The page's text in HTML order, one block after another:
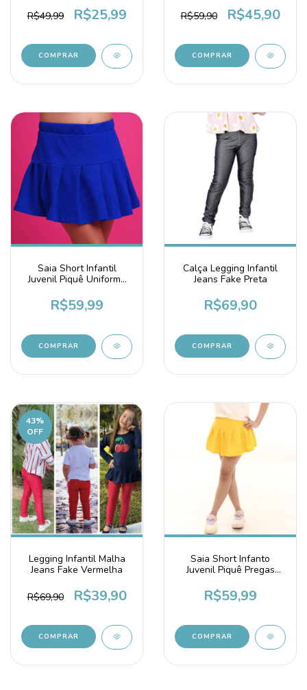
VERDE
R$49,99 R$25,99
COMPRAR
R$59,90
R$45,90
COMPRAR
Saia Short Infantil
Juvenil Piquê Uniforme
R$59,99
COMPRAR
Calça Legging Infantil
Jeans Fake Preta
R$69,90
COMPRAR
43%
OFF
Legging Infantil Malha
Jeans Fake Vermelha
R$69,90 R$39,90
COMPRAR
Saia Short Infanto
Juvenil Piquê Pregas
R$59,99
COMPRAR